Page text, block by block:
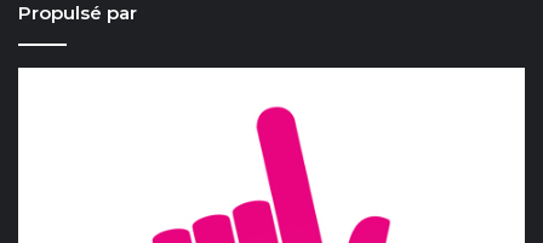
Propulsé par